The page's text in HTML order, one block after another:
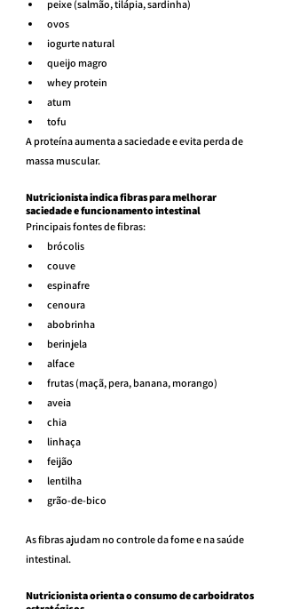
peixe (salmão, tilápia, sardinha)
ovos
iogurte natural
queijo magro
whey protein
atum
tofu
A proteína aumenta a saciedade e evita perda de
massa muscular.
Nutricionista indica fibras para melhorar
saciedade e funcionamento intestinal
Principais fontes de fibras:
brócolis
couve
espinafre
cenoura
abobrinha
berinjela
alface
frutas (maçã, pera, banana, morango)
aveia
chia
linhaça
feijão
lentilha
grão-de-bico
As fibras ajudam no controle da fome e na saúde
intestinal.
Nutricionista orienta o consumo de carboidratos